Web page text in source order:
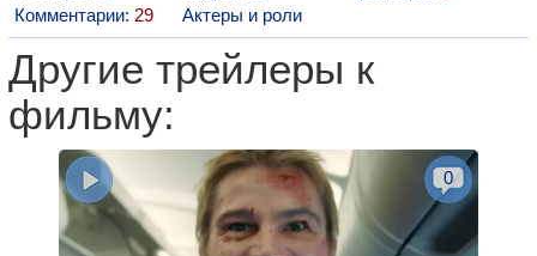
Комментарии: 29 Актеры и роли
Другие трейлеры к
фильму:
0